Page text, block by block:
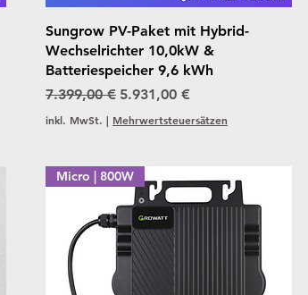
Schnellansicht
Sungrow PV-Paket mit Hybrid-
Wechselrichter 10,0kW &
Batteriespeicher 9,6 kWh
Standardpreis
7.399,00 € Sale-Preis
5.931,00 €
inkl. MwSt. | Mehrwertsteuersätzen
Micro | 800W